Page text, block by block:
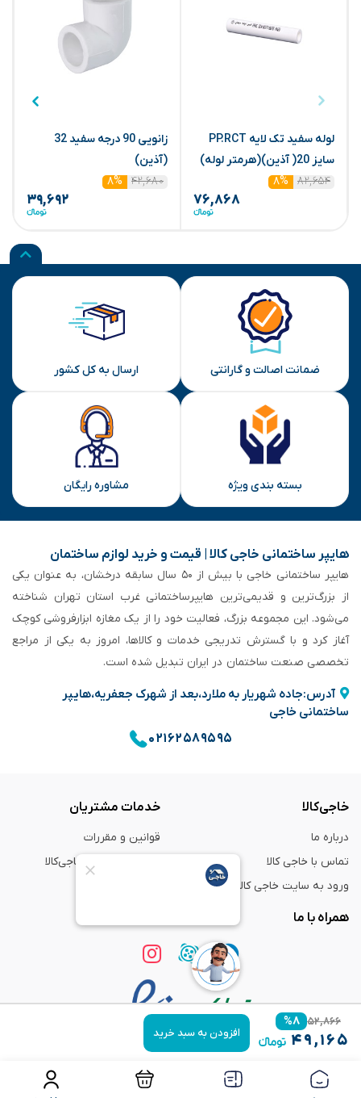
۵۲,۸۶۶ ۸%
۴۹,۱۶۵ افزودن به سبد خرید
لوله سفید تک لایه PP.RCT
سایز 20( آذین)(هرمتر لوله)
۸۲,۶۵۴
۸%
۷۶,۸۶۸
زانویی 90 درجه سفید 32
(آذین)
۴۲,۶۸۰
۸%
۳۹,۶۹۲
ضمانت اصالت و گارانتی ارسال به کل کشور
بسته بندی ویژه مشاوره رایگان
هایپر ساختمانی خاجی‌ کالا | قیمت و خرید لوازم ساختمان
هایپر ساختمانی خاجی‌ با بیش از ۵۰ سال سابقه‌ درخشان، به عنوان یکی
از بزرگ‌ترین و قدیمی‌ترین هایپرساختمانی‌ غرب استان تهران شناخته
می‌شود. این مجموعه بزرگ، فعالیت خود را از یک مغازه ابزارفروشی کوچک
آغاز کرد و با گسترش تدریجی خدمات و کالاها، امروز به یکی از مراجع
تخصصی صنعت ساختمان در ایران تبدیل شده است.
آدرس:جاده شهریار به ملارد،بعد از شهرک جعفریه،هایپر
ساختمانی خاجی
۰۲۱۶۲۵۸۹۵۹۵
خاجی‌کالا
درباره ما
تماس با خاجی کالا
ورود به سایت خاجی‌ کالا
خدمات مشتریان
قوانین و مقررات
راهنمای خرید از خاجی‌کالا
همراه با ما
استفاده از مطالب فروشگاه اینترنتی خاجی‌ کالا
فقط برای مقاصد غیر تجاری و با ذکر